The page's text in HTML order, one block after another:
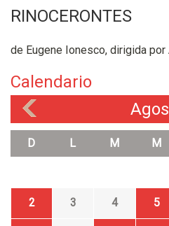
RINOCERONTES
de Eugene Ionesco, dirigida por
Calendario
D L M M
2 3 4 5